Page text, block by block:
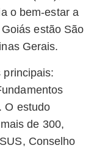
o bem-estar a
estão São
Gerais.
principais:
O estudo
de 300,
Conselho